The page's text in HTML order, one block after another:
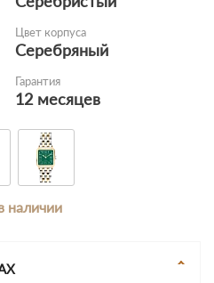
Цвет корпуса
Серебряный
Гарантия
12 месяцев
наличии